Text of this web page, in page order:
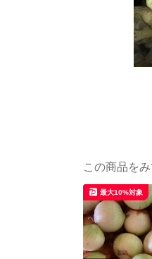
この商品を
最大10%対象